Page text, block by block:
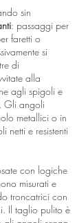
sin
: passaggi per
faretti o
si
di
alla
agli spigoli e
Gli angoli
metallici o in
netti e resistenti
con logiche
misurati e
troncatrici con
Il taglio pulito è